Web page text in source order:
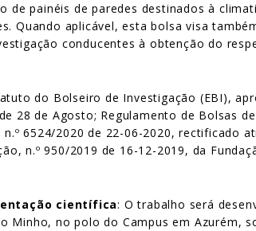
painéis de paredes destinados à
Quando aplicável, esta bolsa visa
conducentes à obtenção do
do Bolseiro de Investigação (EBI),
28 de Agosto; Regulamento de Bolsas
6524/2020 de 22-06-2020, rectificado
n.º 950/2019 de 16-12-2019, da
científica: O trabalho será
Minho, no polo do Campus em Azurém,